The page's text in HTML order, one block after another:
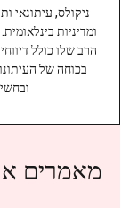
ומדיניות
הרב שלו כולל
בכוחה של
מאמרים